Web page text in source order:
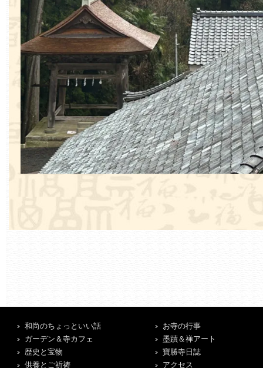
和尚のちょっといい話
ガーデン＆寺カフェ
歴史と宝物
供養とご祈祷
お寺の行事
墨蹟＆禅アート
寶勝寺日誌
アクセス